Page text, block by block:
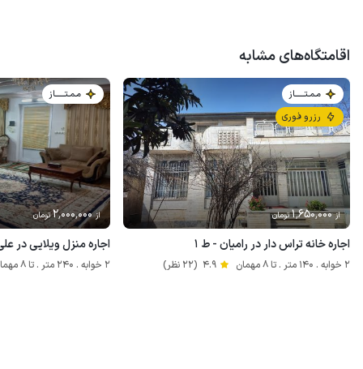
اقامتگاه‌های مشابه
مـمـتــــــاز
رزرو فوری
از 1٬650٬000تومان
اجاره خانه تراس دار در رامیان - ط ۱
2 خوابه . 140 متر . تا 8 مهمان 4.9 (22 نظر)
مـمـتــــــاز
از 2٬000٬000تومان
اجاره منزل ویلایی در
2 خوابه . 240 متر . تا 8 مهمان